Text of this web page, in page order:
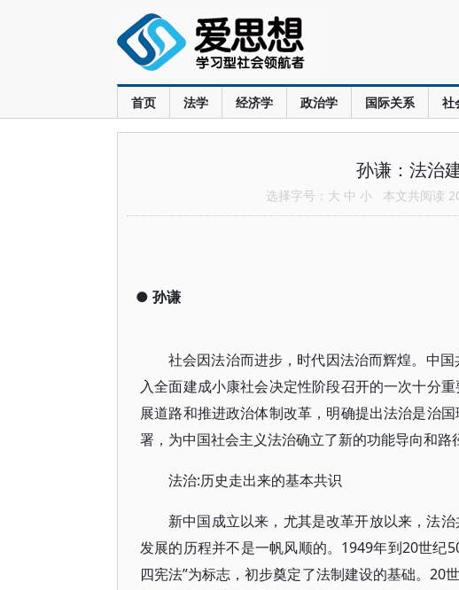
首页 法学 经济学 政治学 国际关系 社
孙谦：法治
选择字号： 大 中 小 本文共阅读
● 孙谦
社会因法治而进步，时代因法治而辉煌。中
入全面建成小康社会决定性阶段召开的一次十分
展道路和推进政治体制改革，明确提出法治是治
署，为中国社会主义法治确立了新的功能导向和路
法治:历史走出来的基本共识
新中国成立以来，尤其是改革开放以来，法
发展的历程并不是一帆风顺的。1949年到20世纪
四宪法”为标志，初步奠定了法制建设的基础。20